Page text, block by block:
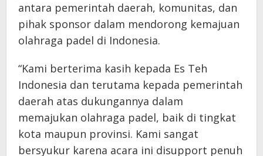
antara pemerintah daerah, komunitas, dan
pihak sponsor dalam mendorong kemajuan
olahraga padel di Indonesia.
“Kami berterima kasih kepada Es Teh
Indonesia dan terutama kepada pemerintah
daerah atas dukungannya dalam
memajukan olahraga padel, baik di tingkat
kota maupun provinsi. Kami sangat
bersyukur karena acara ini disupport penuh